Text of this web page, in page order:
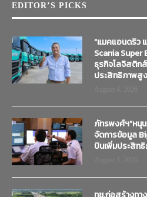
EDITOR’S PICKS
“แมคแอนดริว
Scania
ธุรกิจโลจิสติก
ประสิทธิภาพสูง
ภัทรพงศ์ฯ”หนุ
จัดการข้อมูล
บินเพิ่มประสิท